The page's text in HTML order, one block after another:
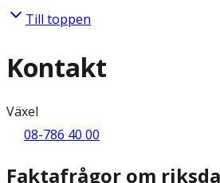
Till toppen
Kontakt
Växel
08-786 40 00
Faktafrågor om